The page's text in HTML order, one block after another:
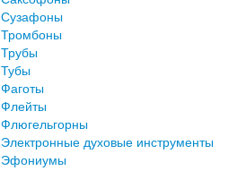
Сузафоны
Тромбоны
Трубы
Тубы
Фаготы
Флейты
Флюгельгорны
Электронные духовые инструменты
Эфониумы